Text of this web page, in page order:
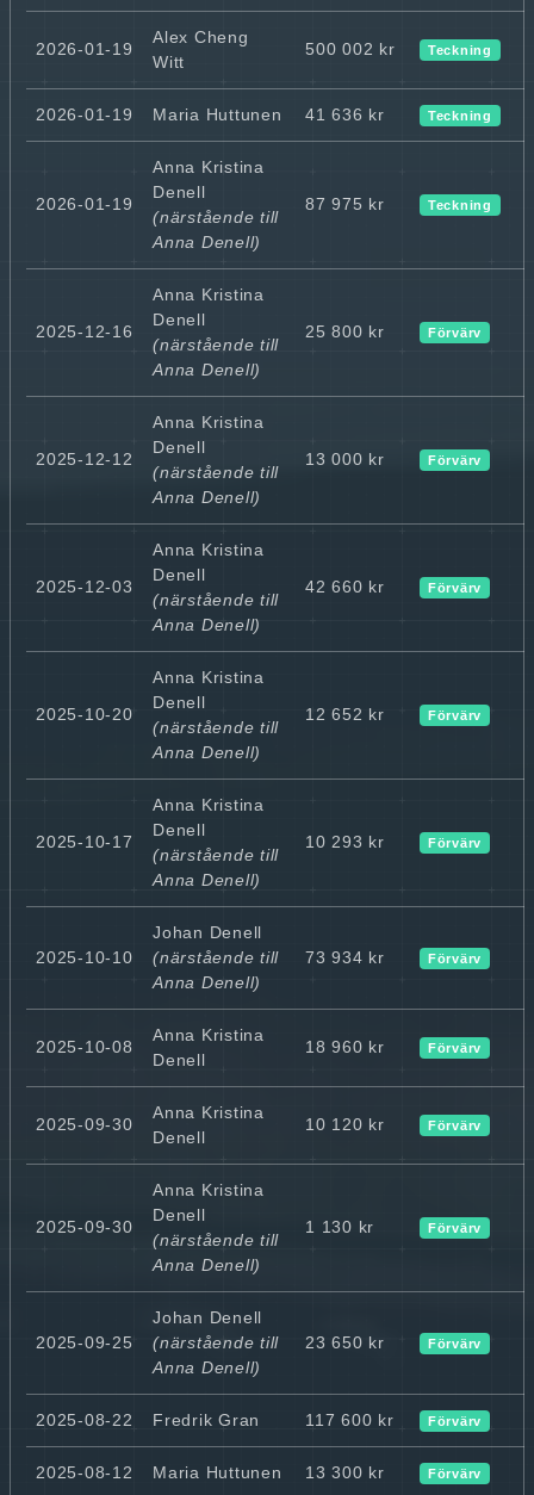
2026-01-19
Alex Cheng
Witt
500 002 kr Teckning
2026-01-19 Maria Huttunen 41 636 kr Teckning
2026-01-19
Anna Kristina
Denell
(närstående till
Anna Denell)
87 975 kr Teckning
2025-12-16
Anna Kristina
Denell
(närstående till
Anna Denell)
25 800 kr Förvärv
2025-12-12
Anna Kristina
Denell
(närstående till
Anna Denell)
13 000 kr Förvärv
2025-12-03
Anna Kristina
Denell
(närstående till
Anna Denell)
42 660 kr Förvärv
2025-10-20
Anna Kristina
Denell
(närstående till
Anna Denell)
12 652 kr Förvärv
2025-10-17
Anna Kristina
Denell
(närstående till
Anna Denell)
10 293 kr Förvärv
2025-10-10
Johan Denell
(närstående till
Anna Denell)
73 934 kr Förvärv
2025-10-08
Anna Kristina
Denell
18 960 kr Förvärv
2025-09-30
Anna Kristina
Denell
10 120 kr Förvärv
2025-09-30
Anna Kristina
Denell
(närstående till
Anna Denell)
1 130 kr Förvärv
2025-09-25
Johan Denell
(närstående till
Anna Denell)
23 650 kr Förvärv
2025-08-22 Fredrik Gran 117 600 kr Förvärv
2025-08-12 Maria Huttunen 13 300 kr Förvärv